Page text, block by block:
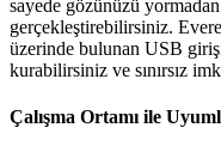
sayede gözünüzü
gerçekleştirebilirsiniz.
üzerinde bulunan USB
kurabilirsiniz ve sınırsız
Çalışma Ortamı ile